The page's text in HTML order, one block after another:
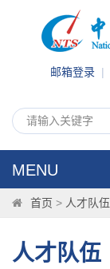
邮箱登录 |
MENU
首页 > 人才队伍
人才队伍